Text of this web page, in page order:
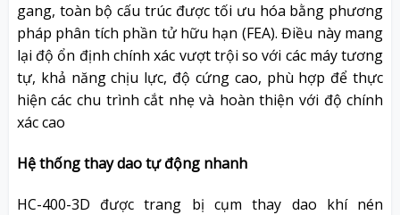
gang, toàn bộ cấu trúc được tối ưu hóa bằng phương
pháp phân tích phần tử hữu hạn (FEA). Điều này mang
lại độ ổn định chính xác vượt trội so với các máy tương
tự, khả năng chịu lực, độ cứng cao, phù hợp để thực
hiện các chu trình cắt nhẹ và hoàn thiện với độ chính
xác cao
Hệ thống thay dao tự động nhanh
HC-400-3D được trang bị cụm thay dao khí nén